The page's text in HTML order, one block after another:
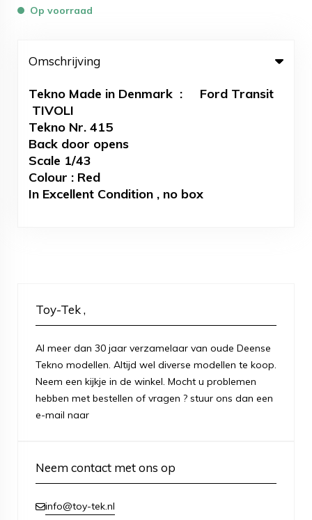
Op voorraad
Omschrijving
Tekno Made in Denmark : Ford Transit
TIVOLI
Tekno Nr. 415
Back door opens
Scale 1/43
Colour : Red
In Excellent Condition , no box
Toy-Tek ,
Al meer dan 30 jaar verzamelaar van oude Deense
Tekno modellen. Altijd wel diverse modellen te koop.
Neem een kijkje in de winkel. Mocht u problemen
hebben met bestellen of vragen ? stuur ons dan een
e-mail naar
Neem contact met ons op
info@toy-tek.nl